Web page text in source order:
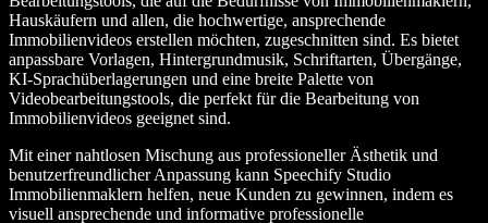
Hauskäufern und allen, die hochwertige, ansprechende
Immobilienvideos erstellen möchten, zugeschnitten sind. Es bietet
anpassbare Vorlagen, Hintergrundmusik, Schriftarten, Übergänge,
KI-Sprachüberlagerungen und eine breite Palette von
Videobearbeitungstools, die perfekt für die Bearbeitung von
Immobilienvideos geeignet sind.
Mit einer nahtlosen Mischung aus professioneller Ästhetik und
benutzerfreundlicher Anpassung kann Speechify Studio
Immobilienmaklern helfen, neue Kunden zu gewinnen, indem es
visuell ansprechende und informative professionelle